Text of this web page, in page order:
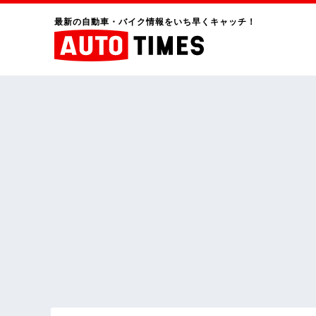
最新の自動車・バイク情報をいち早くキャッチ！